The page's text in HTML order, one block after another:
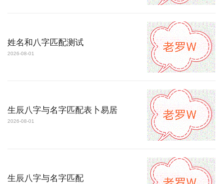
姓名和八字匹配测试
2026-08-01
生辰八字与名字匹配表卜易居
2026-08-01
生辰八字与名字匹配